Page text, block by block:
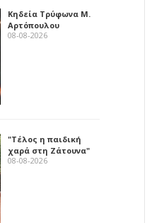
Κηδεία Τρύφωνα Μ.
Αρτόπουλου
08-08-2026
"Τέλος η παιδική
χαρά στη Ζάτουνα"
08-08-2026